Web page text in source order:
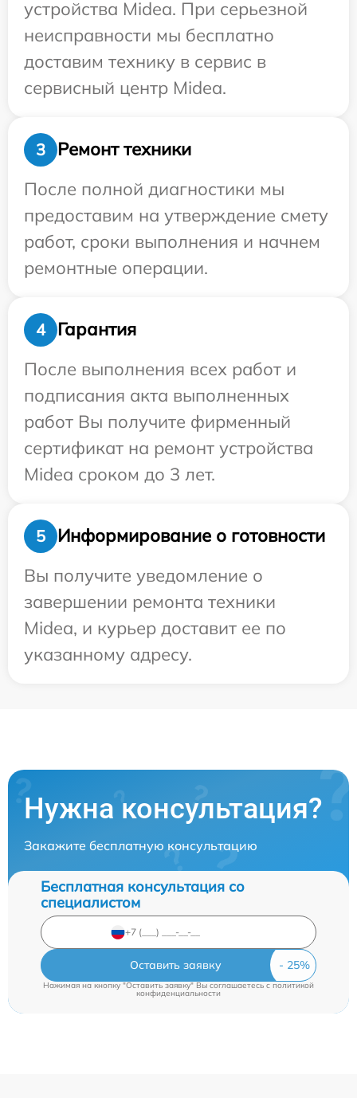
устройства Midea. При серьезной
неисправности мы бесплатно
доставим технику в сервис в
сервисный центр Midea.
3
Ремонт техники
После полной диагностики мы
предоставим на утверждение смету
работ, сроки выполнения и начнем
ремонтные операции.
4
Гарантия
После выполнения всех работ и
подписания акта выполненных
работ Вы получите фирменный
сертификат на ремонт устройства
Midea сроком до 3 лет.
5
Информирование о готовности
Вы получите уведомление о
завершении ремонта техники
Midea, и курьер доставит ее по
указанному адресу.
Нужна консультация?
Закажите бесплатную консультацию
Бесплатная консультация со
специалистом
Оставить заявку
Нажимая на кнопку "Оставить заявку" Вы соглашаетесь cполитикой
конфиденциальности